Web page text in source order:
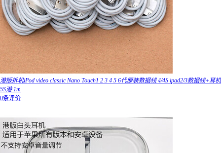
港版拆机iPod video classic Nano Touch1 2 3 4 5 6代原装数据线 4/4S ipad2/3数据线+耳机
5S港 1m
0条评价